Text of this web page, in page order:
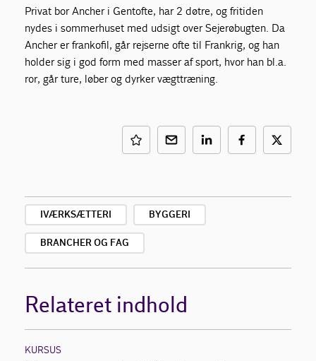
Privat bor Ancher i Gentofte, har 2 døtre, og fritiden
nydes i sommerhuset med udsigt over Sejerøbugten. Da
Ancher er frankofil, går rejserne ofte til Frankrig, og han
holder sig i god form med masser af sport, hvor han bl.a.
ror, går ture, løber og dyrker vægttræning.
IVÆRKSÆTTERI BYGGERI
BRANCHER OG FAG
Relateret indhold
KURSUS